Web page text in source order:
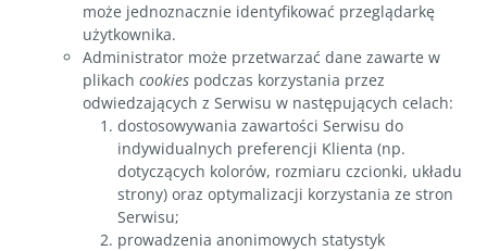
może jednoznacznie identyfikować przeglądarkę
użytkownika.
Administrator może przetwarzać dane zawarte w
plikach cookies podczas korzystania przez
odwiedzających z Serwisu w następujących celach:
dostosowywania zawartości Serwisu do
indywidualnych preferencji Klienta (np.
dotyczących kolorów, rozmiaru czcionki, układu
strony) oraz optymalizacji korzystania ze stron
Serwisu;
prowadzenia anonimowych statystyk